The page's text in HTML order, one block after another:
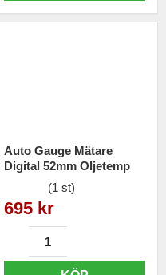
Auto Gauge Mätare
Digital 52mm Oljetemp
(1 st)
695 kr